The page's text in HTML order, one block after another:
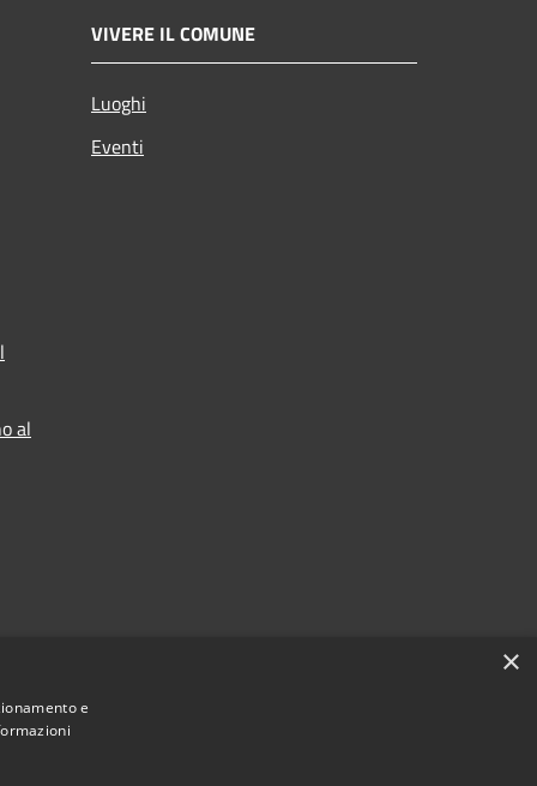
VIVERE IL COMUNE
Luoghi
Eventi
al
×
e